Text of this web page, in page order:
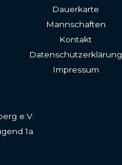
Dauerkarte
Mannschaften
Kontakt
Datenschutzerklärung
Impressum
e.V.
1a